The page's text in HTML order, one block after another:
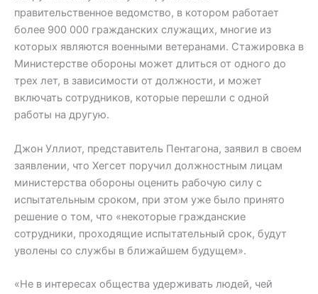
правительственное ведомство, в котором работает
более 900 000 гражданских служащих, многие из
которых являются военными ветеранами. Стажировка в
Министерстве обороны может длиться от одного до
трех лет, в зависимости от должности, и может
включать сотрудников, которые перешли с одной
работы на другую.
Джон Уллиот, представитель Пентагона, заявил в своем
заявлении, что Хегсет поручил должностным лицам
министерства обороны оценить рабочую силу с
испытательным сроком, при этом уже было принято
решение о том, что «некоторые гражданские
сотрудники, проходящие испытательный срок, будут
уволены со службы в ближайшем будущем».
«Не в интересах общества удерживать людей, чей